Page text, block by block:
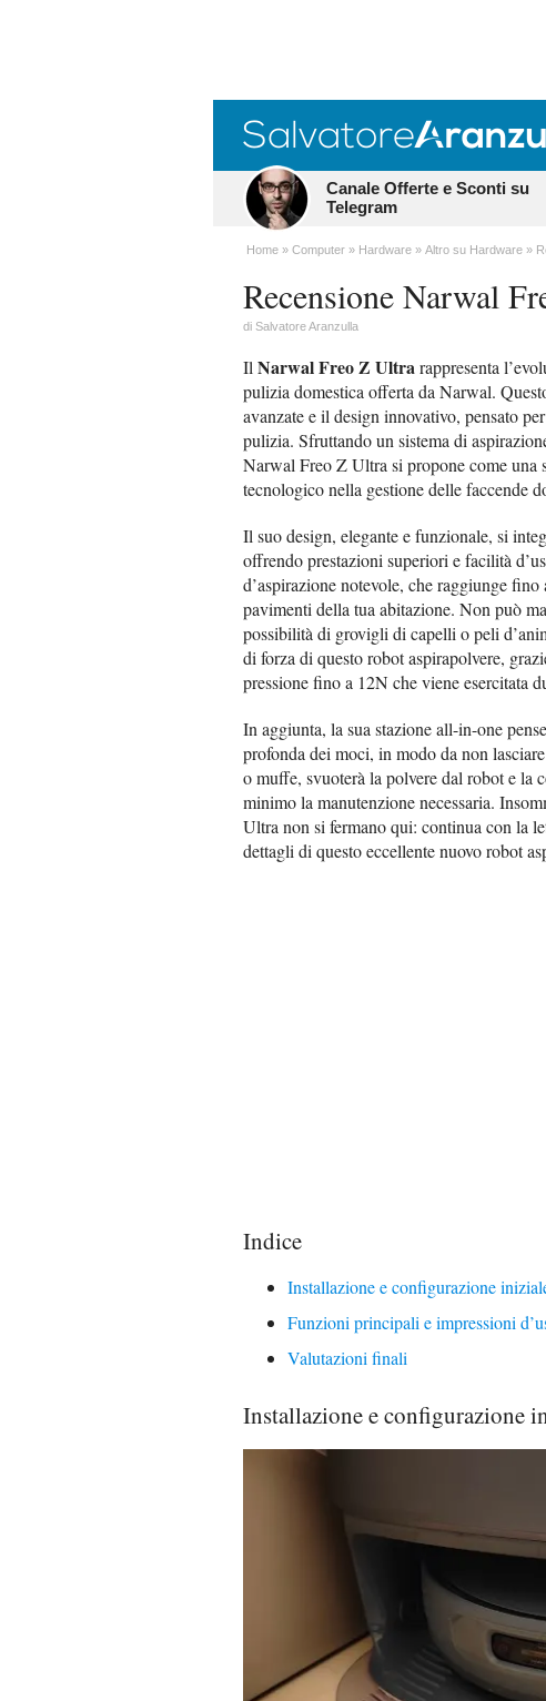
Canale Offerte e Sconti su
Telegram
Home Computer Hardware Altro su Hardware
Recensione Narwal
di Salvatore Aranzulla
Il Narwal Freo Z Ultrarappresenta
pulizia domestica offerta da Narwal.
avanzate e il design innovativo, pensato
pulizia. Sfruttando un sistema di
Narwal Freo Z Ultra si propone come una
tecnologico nella gestione delle faccende
Il suo design, elegante e funzionale, si
offrendo prestazioni superiori e facilità
d’aspirazione notevole, che raggiunge
pavimenti della tua abitazione. Non può
possibilità di grovigli di capelli o peli
di forza di questo robot aspirapolvere,
pressione fino a 12N che viene esercitata
In aggiunta, la sua stazione all-in-one
profonda dei moci, in modo da non
o muffe, svuoterà la polvere dal robot e la
minimo la manutenzione necessaria.
Ultra non si fermano qui: continua con la
dettagli di questo eccellente nuovo robot
Indice
Installazione e configurazione
Funzioni principali e impressioni
Valutazioni finali
Installazione e configurazione